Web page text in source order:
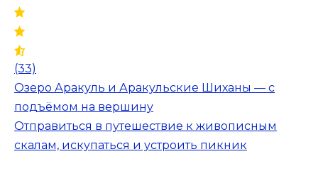
(33)
Озеро Аракуль и Аракульские Шиханы — с
подъёмом на вершину
Отправиться в путешествие к живописным
скалам, искупаться и устроить пикник